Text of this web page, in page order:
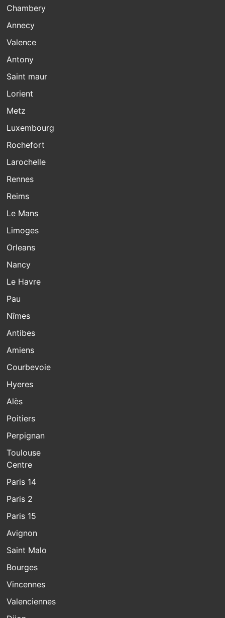
Chambery
Annecy
Valence
Antony
Saint maur
Lorient
Metz
Luxembourg
Rochefort
Larochelle
Rennes
Reims
Le Mans
Limoges
Orleans
Nancy
Le Havre
Pau
Nîmes
Antibes
Amiens
Courbevoie
Hyeres
Alès
Poitiers
Perpignan
Toulouse
Centre
Paris 14
Paris 2
Paris 15
Avignon
Saint Malo
Bourges
Vincennes
Valenciennes